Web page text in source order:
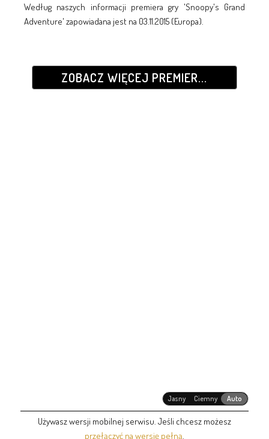
Według naszych informacji premiera gry 'Snoopy's Grand
Adventure' zapowiadana jest na 03.11.2015 (Europa).
ZOBACZ WIĘCEJ PREMIER...
Jasny Ciemny Auto
Używasz wersji mobilnej serwisu. Jeśli chcesz możesz
przełączyć na wersję pełną